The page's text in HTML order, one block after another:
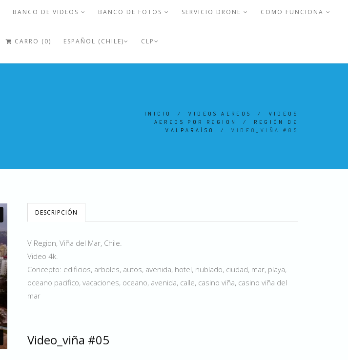
BANCO DE VIDEOS BANCO DE FOTOS SERVICIO DRONE COMO FUNCIONA
CARRO (0) ESPAÑOL (CHILE) CLP
INICIO /VIDEOS AEREOS / VIDEOS
AEREOS POR REGION
/ REGIÓN DE
VALPARAÍSO
/VIDEO_VIÑA #05
DESCRIPCIÓN
V Region, Viña del Mar, Chile.
Video 4k.
Concepto: edificios, arboles, autos, avenida, hotel, nublado, ciudad, mar, playa,
oceano pacifico, vacaciones, oceano, avenida, calle, casino viña, casino viña del
mar
Video_viña #05